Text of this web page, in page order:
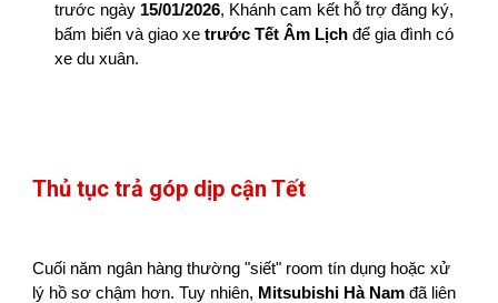
trước ngày 15/01/2026, Khánh cam kết hỗ trợ đăng ký,
bấm biển và giao xetrước Tết Âm Lịch để gia đình có
xe du xuân.
Thủ tục trả góp dịp cận Tết
Cuối năm ngân hàng thường "siết" room tín dụng hoặc xử
lý hồ sơ chậm hơn. Tuy nhiên, Mitsubishi Hà Nam đã liên